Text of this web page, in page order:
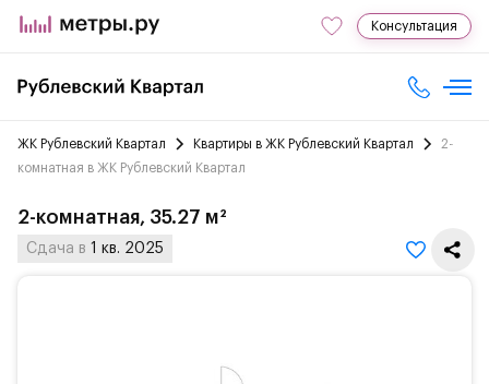
Консультация
ЖК Рублевский Квартал Квартиры в ЖК Рублевский Квартал
2-
комнатная в ЖК Рублевский Квартал
2-комнатная, 35.27 м²
Сдача в 1 кв. 2025